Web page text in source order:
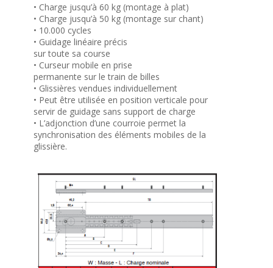
• Charge jusqu’à 60 kg (montage à plat)
• Charge jusqu’à 50 kg (montage sur chant)
• 10.000 cycles
• Guidage linéaire précis
sur toute sa course
• Curseur mobile en prise
permanente sur le train de billes
• Glissières vendues individuellement
• Peut être utilisée en position verticale pour
servir de guidage sans support de charge
• L’adjonction d’une courroie permet la
synchronisation des éléments mobiles de la
glissière.